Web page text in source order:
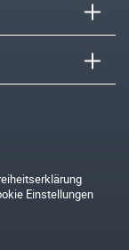
Einstellungen